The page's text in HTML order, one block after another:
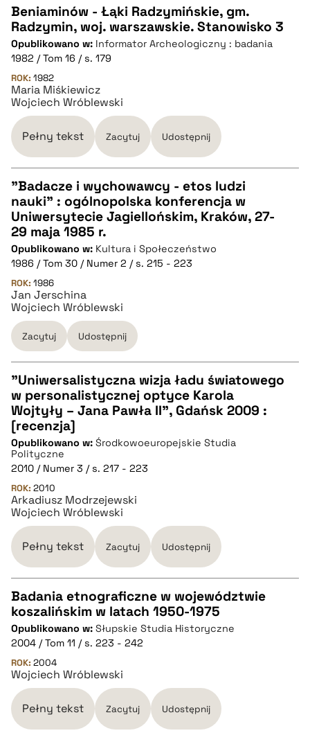
CZYSTY TEKST
pobierz cytat
BIBTEX
pobierz cytat
Beniaminów - Łąki Radzymińskie, gm.
Radzymin, woj. warszawskie. Stanowisko 3
Opublikowano w: Informator Archeologiczny : badania
1982 / Tom 16 / s. 179
ROK: 1982
Maria Miśkiewicz
Wojciech Wróblewski
Pełny tekst Zacytuj Udostępnij
CZYSTY TEKST
pobierz cytat
BIBTEX
pobierz cytat
"Badacze i wychowawcy - etos ludzi
nauki" : ogólnopolska konferencja w
Uniwersytecie Jagiellońskim, Kraków, 27-
29 maja 1985 r.
Opublikowano w: Kultura i Społeczeństwo
1986 / Tom 30 / Numer 2 / s. 215 - 223
ROK: 1986
Jan Jerschina
Wojciech Wróblewski
Zacytuj Udostępnij
CZYSTY TEKST
pobierz cytat
BIBTEX
pobierz cytat
"Uniwersalistyczna wizja ładu światowego
w personalistycznej optyce Karola
Wojtyły – Jana Pawła II", Gdańsk 2009 :
[recenzja]
Opublikowano w: Środkowoeuropejskie Studia
Polityczne
2010 / Numer 3 / s. 217 - 223
ROK: 2010
Arkadiusz Modrzejewski
Wojciech Wróblewski
Pełny tekst Zacytuj Udostępnij
CZYSTY TEKST
pobierz cytat
BIBTEX
Badania etnograficzne w województwie
koszalińskim w latach 1950-1975
Opublikowano w: Słupskie Studia Historyczne
2004 / Tom 11 / s. 223 - 242
ROK: 2004
Wojciech Wróblewski
Pełny tekst Zacytuj Udostępnij